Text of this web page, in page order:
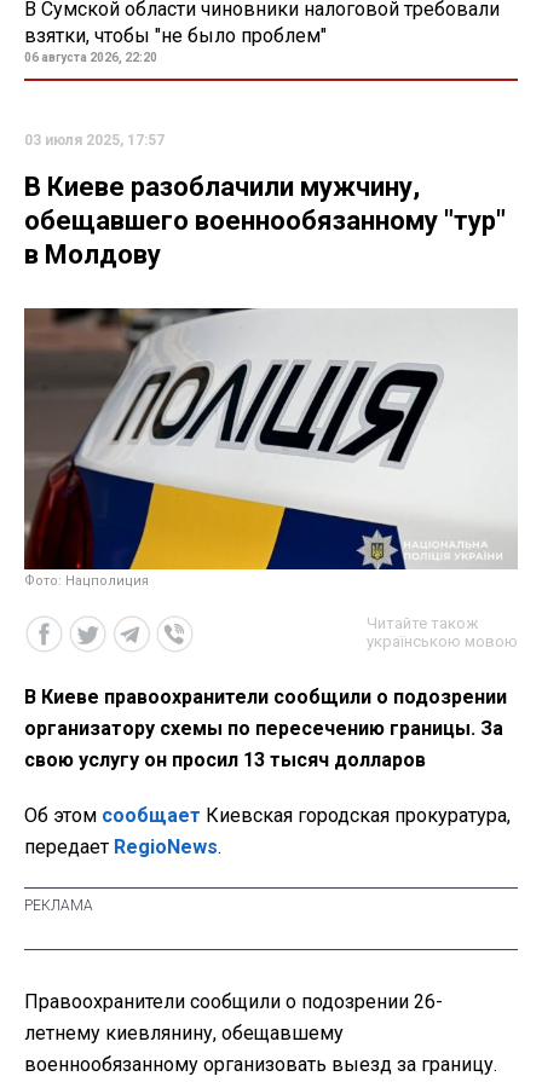
В Сумской области чиновники налоговой требовали
взятки, чтобы "не было проблем"
06 августа 2026, 22:20
03 июля 2025, 17:57
В Киеве разоблачили мужчину,
обещавшего военнообязанному "тур"
в Молдову
Фото: Нацполиция
Читайте також
українською мовою
В Киеве правоохранители сообщили о подозрении
организатору схемы по пересечению границы. За
свою услугу он просил 13 тысяч долларов
Об этом сообщает Киевская городская прокуратура,
передает RegioNews.
Правоохранители сообщили о подозрении 26-
летнему киевлянину, обещавшему
военнообязанному организовать выезд за границу.